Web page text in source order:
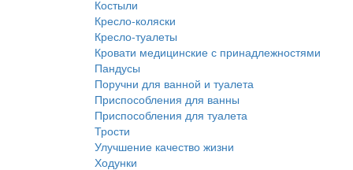
Костыли
Кресло-коляски
Кресло-туалеты
Кровати медицинские с принадлежностями
Пандусы
Поручни для ванной и туалета
Приспособления для ванны
Приспособления для туалета
Трости
Улучшение качество жизни
Ходунки